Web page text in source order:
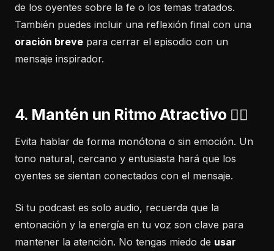
de los oyentes sobre la fe o los temas tratados.
También puedes incluir una reflexión final con una
oración breve para cerrar el episodio con un
mensaje inspirador.
4. Mantén un Ritmo Atractivo 🏃‍♂️
Evita hablar de forma monótona o sin emoción. Un
tono natural, cercano y entusiasta hará que los
oyentes se sientan conectados con el mensaje.
Si tu podcast es solo audio, recuerda que la
entonación y la energía en tu voz son clave para
mantener la atención. No tengas miedo de usar